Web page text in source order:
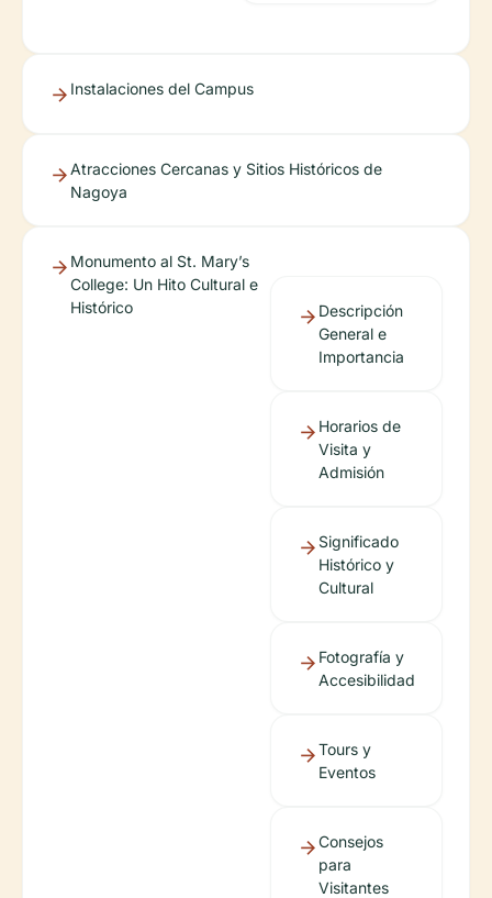
Instalaciones del Campus
Atracciones Cercanas y Sitios Históricos de
Nagoya
Monumento al St. Mary’s
College: Un Hito Cultural e
Histórico
Descripción
General e
Importancia
Horarios de
Visita y
Admisión
Significado
Histórico y
Cultural
Fotografía y
Accesibilidad
Tours y
Eventos
Consejos
para
Visitantes